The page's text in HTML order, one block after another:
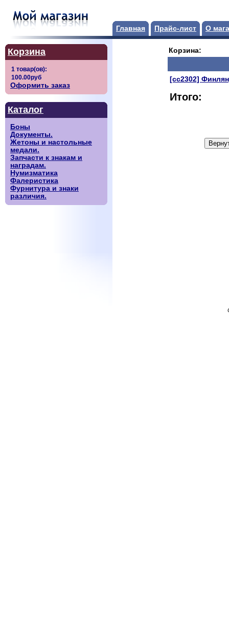
Главная Прайс-лист О
Корзина
Оформить заказ
Каталог
Боны
Документы.
Жетоны и настольные
медали.
Запчасти к знакам и
наградам.
Нумизматика
Фалеристика
Фурнитура и знаки
различия.
Корзина:
[сс2302]
Итого: